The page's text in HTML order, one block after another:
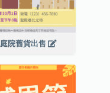
庭院舊貨出售